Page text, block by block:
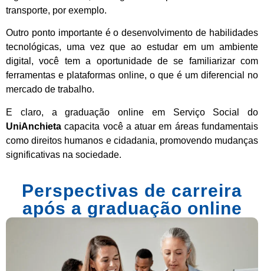
transporte, por exemplo.
Outro ponto importante é o desenvolvimento de habilidades
tecnológicas, uma vez que ao estudar em um ambiente
digital, você tem a oportunidade de se familiarizar com
ferramentas e plataformas online, o que é um diferencial no
mercado de trabalho.
E claro, a graduação online em Serviço Social do
UniAnchieta capacita você a atuar em áreas fundamentais
como direitos humanos e cidadania, promovendo mudanças
significativas na sociedade.
Perspectivas de carreira
após a graduação online